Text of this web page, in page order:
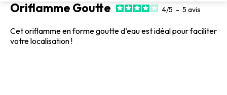
Oriflamme Goutte 4/5 - 5 avis
Cet oriflamme en forme goutte d’eau est idéal pour faciliter
votre localisation !